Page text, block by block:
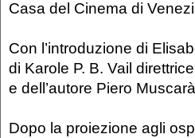
Casa del Cinema di
Con l’introduzione di
di Karole P. B. Vail
e dell’autore Piero Muscarà
Dopo la proiezione agli